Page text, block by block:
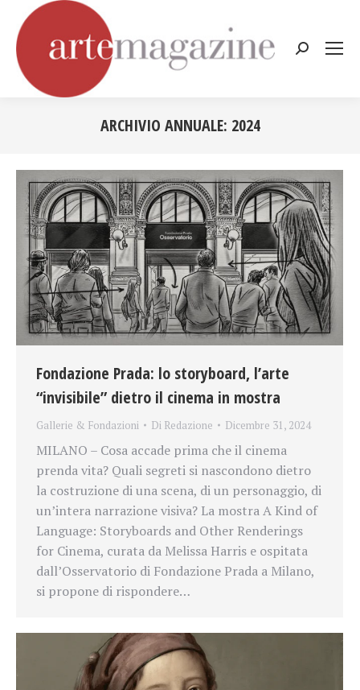
Cerca:
ARCHIVIO ANNUALE: 2024
Fondazione Prada: lo storyboard, l’arte
“invisibile” dietro il cinema in mostra
Gallerie & Fondazioni Di Redazione Dicembre 31, 2024
MILANO – Cosa accade prima che il cinema
prenda vita? Quali segreti si nascondono dietro
la costruzione di una scena, di un personaggio, di
un’intera narrazione visiva? La mostra A Kind of
Language: Storyboards and Other Renderings
for Cinema, curata da Melissa Harris e ospitata
dall’Osservatorio di Fondazione Prada a Milano,
si propone di rispondere…